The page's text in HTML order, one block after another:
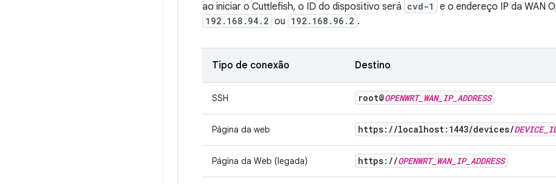
ao iniciar o Cuttlefish, o ID do dispositivo será cvd-1 e o endereço IP da WAN
192.168.94.2 ou 192.168.96.2 .
Tipo de conexão Destino
SSH root@OPENWRT_ WAN_ IP_ ADDRESS
Página da web https: //localhost:1443/devices/DEVICE_
Página da Web (legada) https: //OPENWRT_ WAN_ IP_ ADDRESS